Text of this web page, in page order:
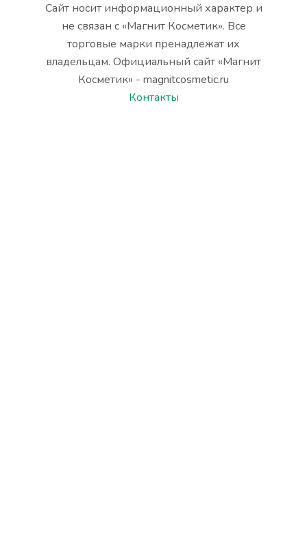
Сайт носит информационный характер и
не связан с «Магнит Косметик». Все
торговые марки пренадлежат их
владельцам. Официальный сайт «Магнит
Косметик» - magnitcosmetic.ru
Контакты